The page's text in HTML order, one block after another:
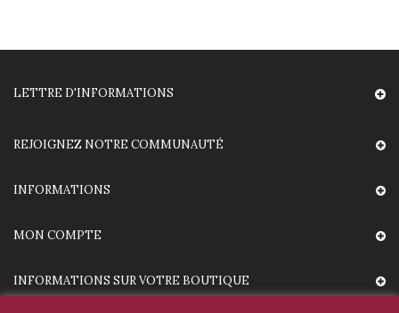
LETTRE D'INFORMATIONS
REJOIGNEZ NOTRE COMMUNAUTÉ
INFORMATIONS
MON COMPTE
INFORMATIONS SUR VOTRE BOUTIQUE